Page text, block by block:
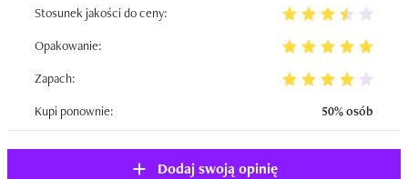
Stosunek jakości do ceny:
Opakowanie:
Zapach:
Kupi ponownie:
50% osób
Dodaj swoją opinię